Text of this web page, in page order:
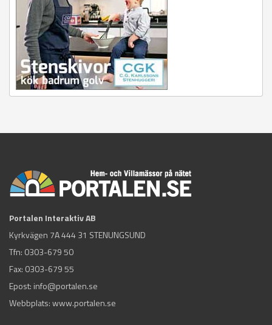
Portalen Interaktiv AB
Kyrkvägen 7A 444 31 STENUNGSUND
Tfn: 0303-679 50
Fax: 0303-679 55
Epost: info@portalen.se
Webbplats: www.portalen.se